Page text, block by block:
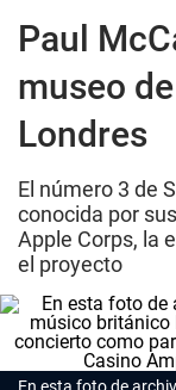
Paul
museo
Londres
El número 3 de
conocida por
Apple Corps, la
el proyecto